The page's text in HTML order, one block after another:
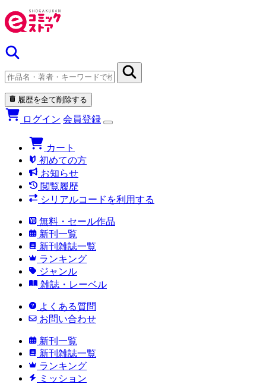
履歴を全て削除する
ログイン 会員登録
カート
初めての方
お知らせ
閲覧履歴
シリアルコードを利用する
無料・セール作品
新刊一覧
新刊雑誌一覧
ランキング
ジャンル
雑誌・レーベル
よくある質問
お問い合わせ
新刊一覧
新刊雑誌一覧
ランキング
ミッション